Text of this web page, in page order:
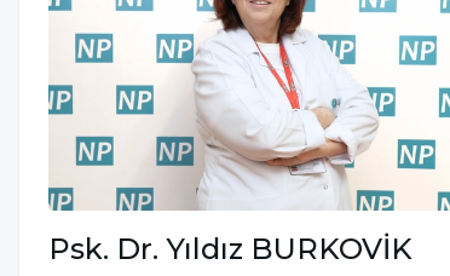
Psk. Dr. Yıldız BURKOVİK